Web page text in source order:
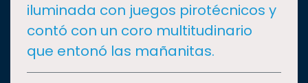
SALUD
SUSTENTABILIDAD
iluminada con juegos pirotécnicos y
contó con un coro multitudinario
que entonó las mañanitas.